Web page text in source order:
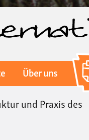
Inhalt
Über uns
und Praxis des